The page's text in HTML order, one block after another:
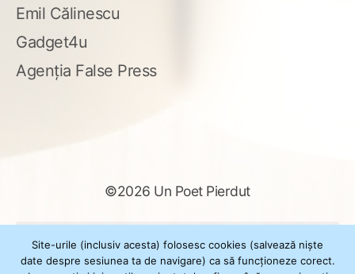
Emil Călinescu
Gadget4u
Agenția False Press
©2026 Un Poet Pierdut
după:
Site-urile (inclusiv acesta) folosesc cookies (salvează niște
date despre sesiunea ta de navigare) ca să funcționeze corect.